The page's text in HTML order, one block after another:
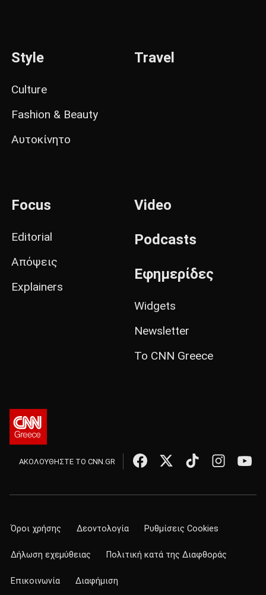
Style
Culture
Fashion & Beauty
Αυτοκίνητο
Travel
Focus
Editorial
Απόψεις
Explainers
Video
Podcasts
Εφημερίδες
Widgets
Newsletter
Το CNN Greece
ΑΚΟΛΟΥΘΗΣΤΕ ΤΟ CNN.GR
Όροι χρήσης Δεοντολογία Ρυθμίσεις Cookies
Δήλωση εχεμύθειας Πολιτική κατά της Διαφθοράς
Επικοινωνία Διαφήμιση